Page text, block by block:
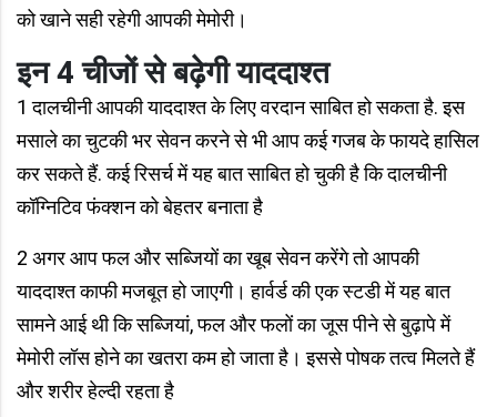
को खाने सही रहेगी आपकी मेमोरी।
इन 4 चीजों से बढ़ेगीयाददाश्त
1 दालचीनी आपकी याददाश्त के लिए वरदान साबित हो सकता है. इस
मसाले का चुटकी भर सेवन करने से भी आप कई गजब के फायदे हासिल
कर सकते हैं. कई रिसर्च में यह बात साबित हो चुकी है कि दालचीनी
कॉग्निटिव फंक्शन को बेहतर बनाता है
2 अगर आप फल और सब्जियों का खूब सेवन करेंगे तो आपकी
याददाश्त काफी मजबूत हो जाएगी। हार्वर्ड की एक स्टडी में यह बात
सामने आई थी कि सब्जियां, फल और फलों का जूस पीने से बुढ़ापे में
मेमोरी लॉस होने का खतरा कम हो जाता है। इससे पोषक तत्व मिलते हैं
और शरीर हेल्दी रहता है